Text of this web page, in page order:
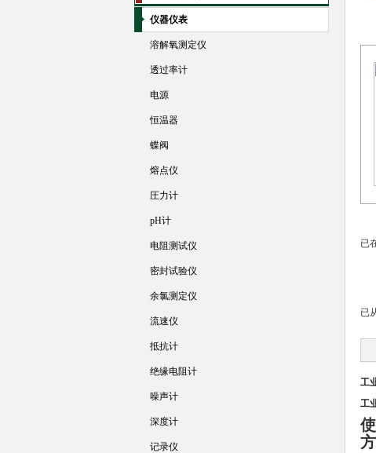
已
已
工
工
仪器仪表
溶解氧测定仪
透过率计
电源
恒温器
蝶阀
熔点仪
圧力计
pH计
电阻测试仪
密封试验仪
余氯测定仪
流速仪
抵抗计
绝缘电阻计
噪声计
深度计
记录仪